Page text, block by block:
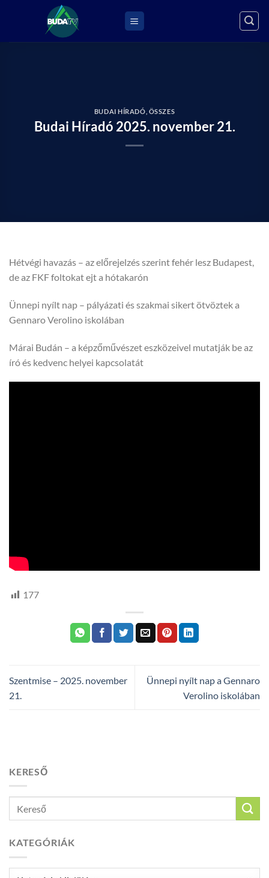
BUDAI HÍRADÓ ÖSSZES
Budai Híradó 2025. november 21.
Hétvégi havazás – az előrejelzés szerint fehér lesz Budapest,
de az FKF foltokat ejt a hótakarón
Ünnepi nyílt nap – pályázati és szakmai sikert ötvöztek a
Gennaro Verolino iskolában
Márai Budán – a képzőművészet eszközeivel mutatják be az
író és kedvenc helyei kapcsolatát
177
Szentmise – 2025. november
21.
Ünnepi nyílt nap a Gennaro
Verolino iskolában
KERESŐ
KATEGÓRIÁK